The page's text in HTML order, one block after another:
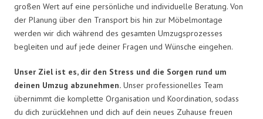
großen Wert auf eine persönliche und individuelle Beratung. Von
der Planung über den Transport bis hin zur Möbelmontage
werden wir dich während des gesamten Umzugsprozesses
begleiten und auf jede deiner Fragen und Wünsche eingehen.
Unser Ziel ist es, dir den Stress und die Sorgen rund um
deinen Umzug abzunehmen. Unser professionelles Team
übernimmt die komplette Organisation und Koordination, sodass
du dich zurücklehnen und dich auf dein neues Zuhause freuen